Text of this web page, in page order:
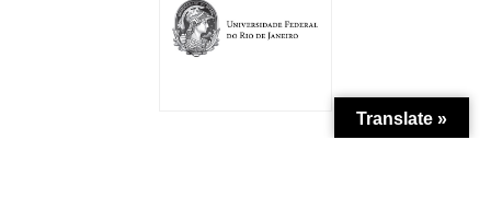
Translate »